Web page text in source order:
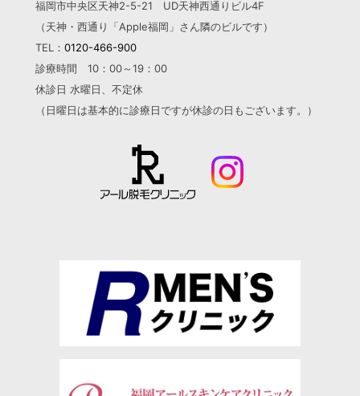
福岡市中央区天神2-5-21 UD天神西通りビル4F
（天神・西通り「Apple福岡」さん隣のビルです）
TEL： 0120-466-900
診療時間 10：00～19：00
休診日 水曜日、不定休
（日曜日は基本的に診療日ですが休診の日もございます。）